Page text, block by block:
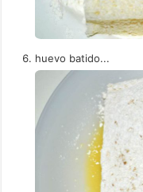
huevo batido...